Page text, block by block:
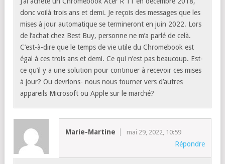
donc voilà trois ans et demi. Je reçois des messages que les
mises à jour automatique se termineront en juin 2022. Lors
de l’achat chez Best Buy, personne ne m’a parlé de celà.
C’est-à-dire que le temps de vie utile du Chromebook est
égal à ces trois ans et demi. Ce qui n’est pas beaucoup. Est-
ce qu’il y a une solution pour continuer à recevoir ces mises
à jour? Ou devrions- nous nous tourner vers d’autres
appareils Microsoft ou Apple sur le marché?
Marie-Martine mai 29, 2022, 10:59
Répondre